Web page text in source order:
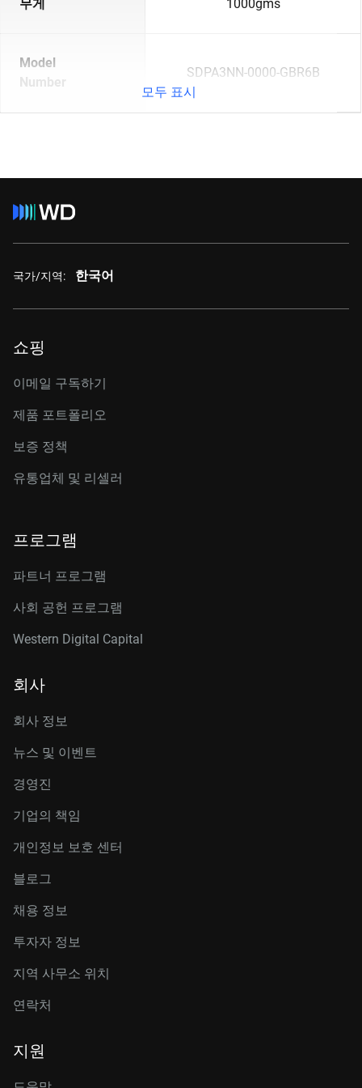
무게 1000gms
Model
Number
SDPA3NN-0000-GBR6B
모두 표시
국가/지역: 한국어
쇼핑
이메일 구독하기
제품 포트폴리오
보증 정책
유통업체 및 리셀러
프로그램
파트너 프로그램
사회 공헌 프로그램
Western Digital Capital
회사
회사 정보
뉴스 및 이벤트
경영진
기업의 책임
개인정보 보호 센터
블로그
채용 정보
투자자 정보
지역 사무소 위치
연락처
지원